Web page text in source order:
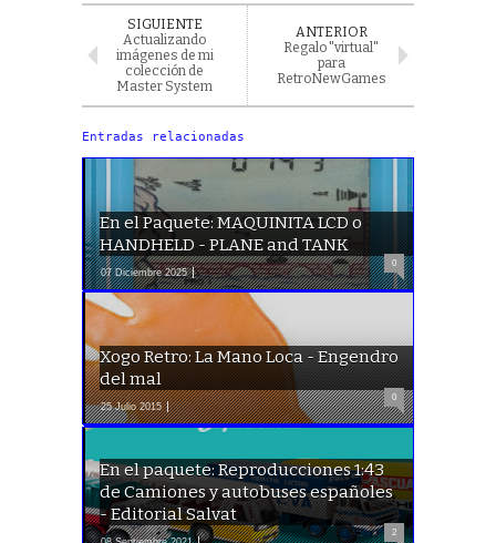
SIGUIENTE
Actualizando
imágenes de mi
colección de
Master System
ANTERIOR
Regalo "virtual"
para
RetroNewGames
Entradas relacionadas
En el Paquete: MAQUINITA LCD o
HANDHELD - PLANE and TANK
07 Diciembre 2025
0
Xogo Retro: La Mano Loca - Engendro
del mal
25 Julio 2015
0
En el paquete: Reproducciones 1:43
de Camiones y autobuses españoles
- Editorial Salvat
2